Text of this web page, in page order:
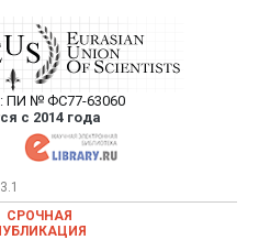
Союз Ученых —
статей в
журнале
ПИ № ФС77-63060
с 2014 года
публикация научных статей в
научном журнале
СРОЧНАЯ